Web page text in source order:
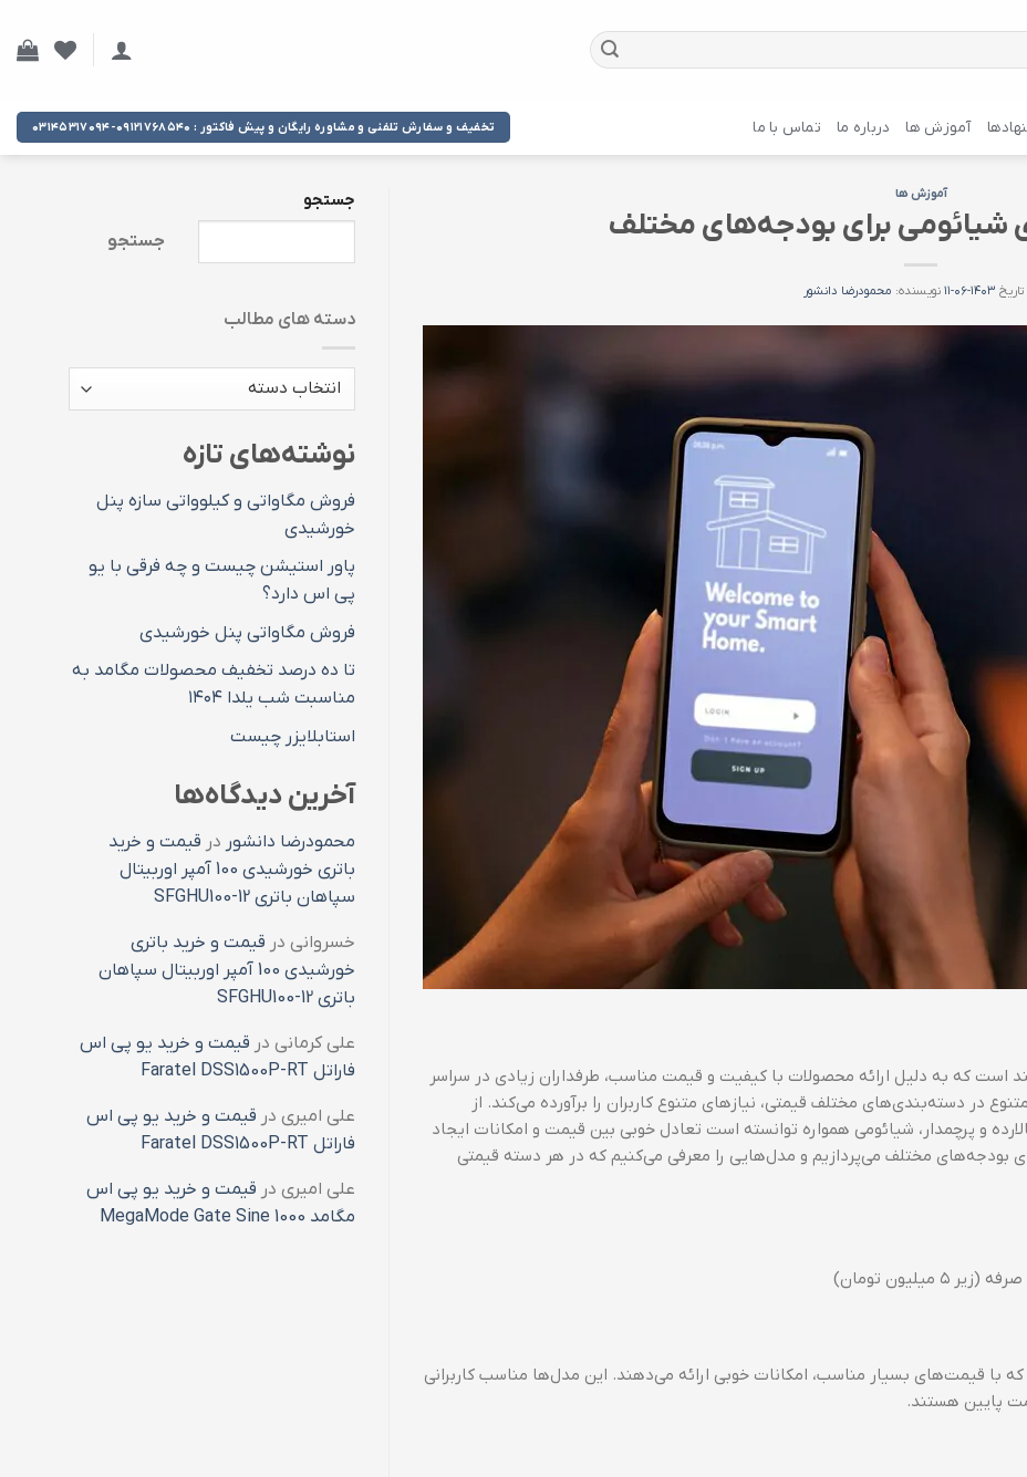
آموزش ها درباره ما تماس با ما تخفیف و سفارش تلفنی و مشاوره رایگان و پیش فاکتور : ۰۹۱۲۱۷۶۸۵۴۰-۰۳۱۴۵۳۱۷۰۹۴
آموزش ها
شیائومی برای بودجه‌های مختلف
تاریخ ۱۴۰۳-۰۶-۱۱ نویسنده: محمودرضا دانشور
است که به دلیل ارائه محصولات با کیفیت و قیمت مناسب، طرفداران زیادی در سراسر
در دسته‌بندی‌های مختلف قیمتی، نیازهای متنوع کاربران را برآورده می‌کند. از
و پرچمدار، شیائومی همواره توانسته است تعادل خوبی بین قیمت و امکانات ایجاد
بودجه‌های مختلف می‌پردازیم و مدل‌هایی را معرفی می‌کنیم که در هر دسته قیمتی
تومان)
با قیمت‌های بسیار مناسب، امکانات خوبی ارائه می‌دهند. این مدل‌ها مناسب کاربرانی
پایین هستند.
جستجو
جستجو
دسته های مطالب
دسته
های
نوشته‌های تازه
فروش مگاواتی و کیلوواتی سازه پنل
خورشیدی
پاور استیشن چیست و چه فرقی با یو
پی اس دارد؟
فروش مگاواتی پنل خورشیدی
تا ده درصد تخفیف محصولات مگامد به
مناسبت شب یلدا ۱۴۰۴
استابلایزر چیست
آخرین دیدگاه‌ها
محمودرضا دانشور در قیمت و خرید
باتری خورشیدی 100 آمپر اوربیتال
سپاهان باتری SFGHU100-12
خسروانی در قیمت و خرید باتری
خورشیدی 100 آمپر اوربیتال سپاهان
باتری SFGHU100-12
علی کرمانی در قیمت و خرید یو پی اس
فاراتل Faratel DSS1500P-RT
علی امیری در قیمت و خرید یو پی اس
فاراتل Faratel DSS1500P-RT
علی امیری در قیمت و خرید یو پی اس
مگامد MegaMode Gate Sine 1000